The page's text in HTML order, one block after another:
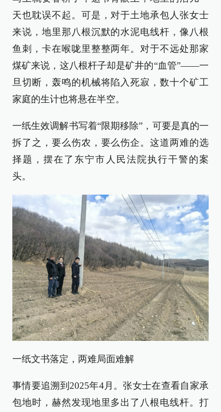
天也耽误不起。可是，对于土地承包人张女士
来说，地里那八根沉默的水泥电线杆，像八根
鱼刺，卡在喉咙里整整两年。对于不远处那家
煤矿来说，这八根杆子却是矿井的“血管”——一
旦切断，轰鸣的机械将陷入死寂，数十个矿工
家庭的生计也将悬在半空。
一纸生效调解书写着“限期移除”，可要是真的一
拆了之，要么伤农，要么伤企。这道两难的选
择题，摆在了东宁市人民法院执行干警的案
头。
一纸文书落定，两难局面难解
事情要追溯到2025年4月。张女士在查看自家承
包地时，赫然发现地里多出了八根电线杆。打